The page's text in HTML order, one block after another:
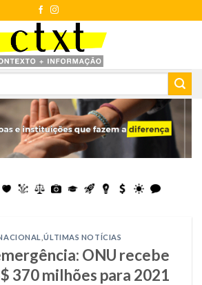
,ÚLTIMAS NOTÍCIAS
ONU recebe
370 milhões para 2021